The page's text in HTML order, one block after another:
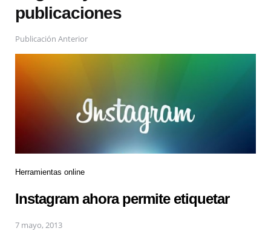
publicaciones
Publicación Anterior
Herramientas online
Instagram ahora permite etiquetar
7 mayo, 2013